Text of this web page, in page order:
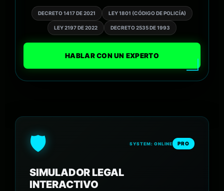
DECRETO 1417 DE 2021 LEY 1801 (CÓDIGO DE POLICÍA)
LEY 2197 DE 2022 DECRETO 2535 DE 1993
HABLAR CON UN EXPERTO
🛡️ SYSTEM: ONLINE PRO
SIMULADOR LEGAL
INTERACTIVO